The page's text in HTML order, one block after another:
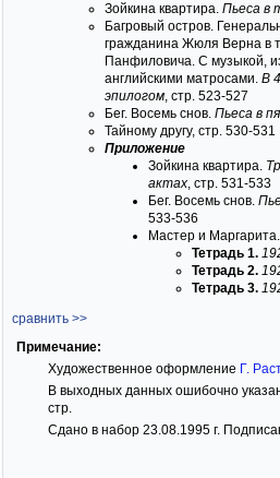
Зойкина квартира. Пьеса в
Багровый остров.
гражданина Жюля Верна в
Панфиловича. С музыкой,
английскими матросами. В
эпилогом, стр. 523-527
Бег. Восемь снов. Пьеса в
Тайному другу, стр. 530-531
Приложение
Зойкина квартира.
актах, стр. 531-533
Бег. Восемь снов.
533-536
Мастер и Маргарита.
Тетрадь 1.
Тетрадь 2.
Тетрадь 3.
сравнить >>
Примечание:
Художественное оформление Г.
В выходных данных ошибочно
стр.
Сдано в набор 23.08.1995 г.